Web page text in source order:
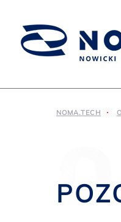
NOMA.TECH